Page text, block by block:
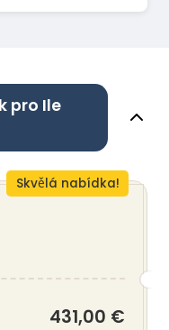
pro Ile
Skvělá nabídka!
431,00 €